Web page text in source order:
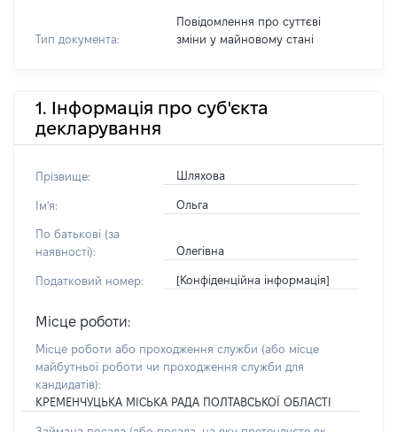
Тип документа:
Повідомлення про суттєві
зміни y майновому стані
1. Інформація про суб'єкта
декларування
Прізвище: Шляхова
Ім'я: Ольга
По батькові (за
наявності):
Олегівна
Податковий номер: [Конфіденційна інформація]
Місце роботи:
Місце роботи або проходження служби (або місце
майбутньої роботи чи проходження служби для
кандидатів):
КРЕМЕНЧУЦЬКА МІСЬКА РАДА ПОЛТАВСЬКОЇ ОБЛАСТІ